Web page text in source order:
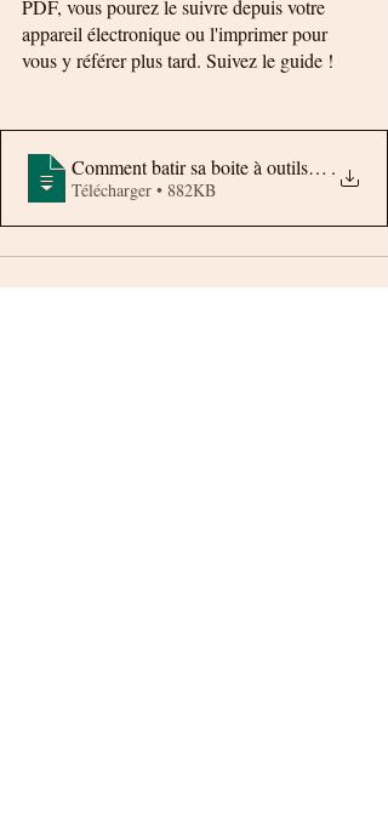
PDF, vous pourez le suivre depuis votre
appareil électronique ou l'imprimer pour
vous y référer plus tard. Suivez le guide !
Comment batir sa boite à .
Télécharger • 882KB